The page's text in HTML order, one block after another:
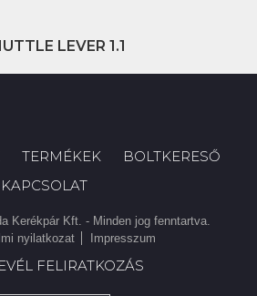
LEVER 1.1
TERMÉKEK
BOLTKERESŐ
KAPCSOLAT
Kerékpár Kft. - Minden jog fenntartva.
nyilatkozat
Impresszum
FELIRATKOZÁS